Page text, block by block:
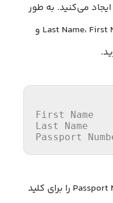
می‌کنید. به طور
مثال دیتابیسی با فیلدهای Last Name، First Name و
First Name
Last Name
Passport
از میان این ۳ فیلد، فیلد Passport Number را برای کلید